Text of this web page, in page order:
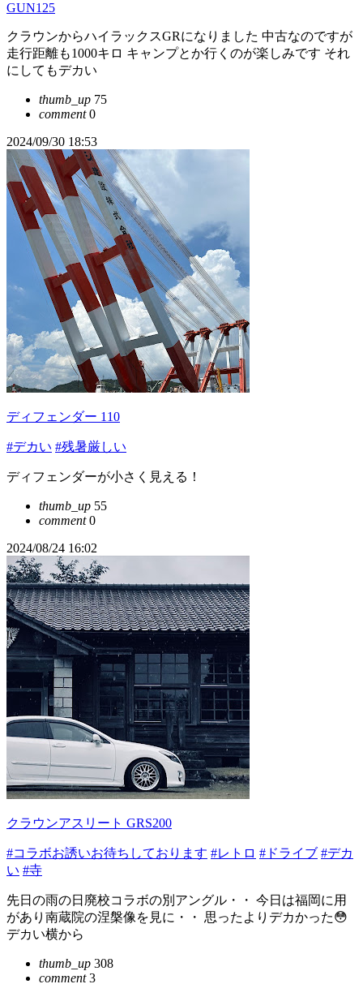
GUN125
クラウンからハイラックスGRになりました 中古なのですが
走行距離も1000キロ キャンプとか行くのが楽しみです それ
にしてもデカい
thumb_up 75
comment0
2024/09/30 18:53
ディフェンダー 110
#デカい #残暑厳しい
ディフェンダーが小さく見える！
thumb_up 55
comment0
2024/08/24 16:02
クラウンアスリート GRS200
#コラボお誘いお待ちしております #レトロ #ドライブ #デカ
い #寺
先日の雨の日廃校コラボの別アングル・・ 今日は福岡に用
があり南蔵院の涅槃像を見に・・ 思ったよりデカかった😳
デカい横から
thumb_up 308
comment3